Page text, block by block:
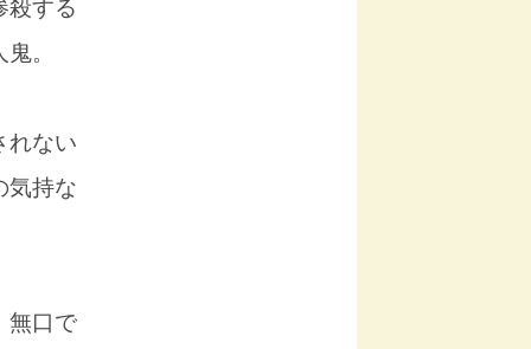
する
。
れない
気持な
無口で